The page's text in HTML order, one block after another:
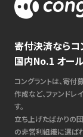
寄付決済ならコ
国内No.1 オー
コングラントは、寄
作成など、ファンド
す。
立ち上げたばかりの
の非営利組織に選ば